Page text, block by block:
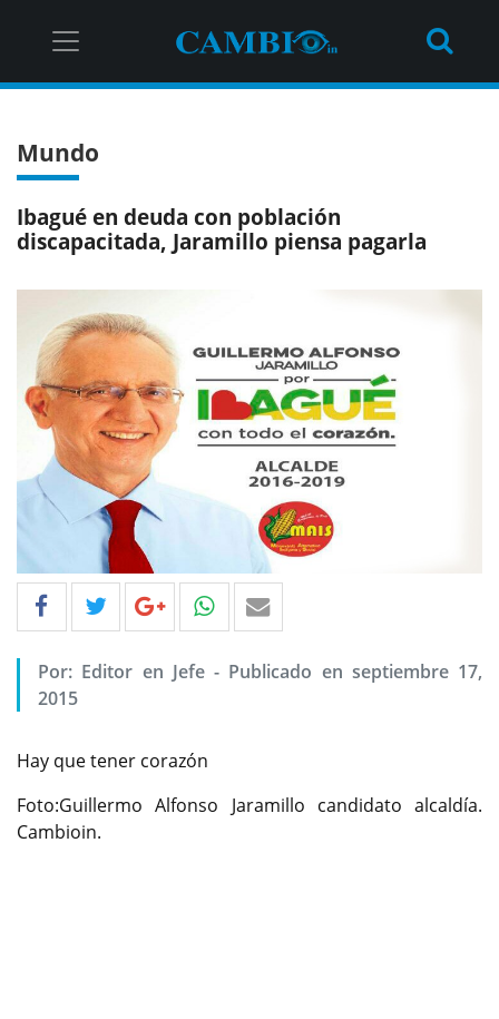
Mundo
Ibagué en deuda con población
discapacitada, Jaramillo piensa pagarla
Por: Editor en Jefe - Publicado en septiembre 17,
2015
Hay que tener corazón
Foto:Guillermo Alfonso Jaramillo candidato alcaldía.
Cambioin.